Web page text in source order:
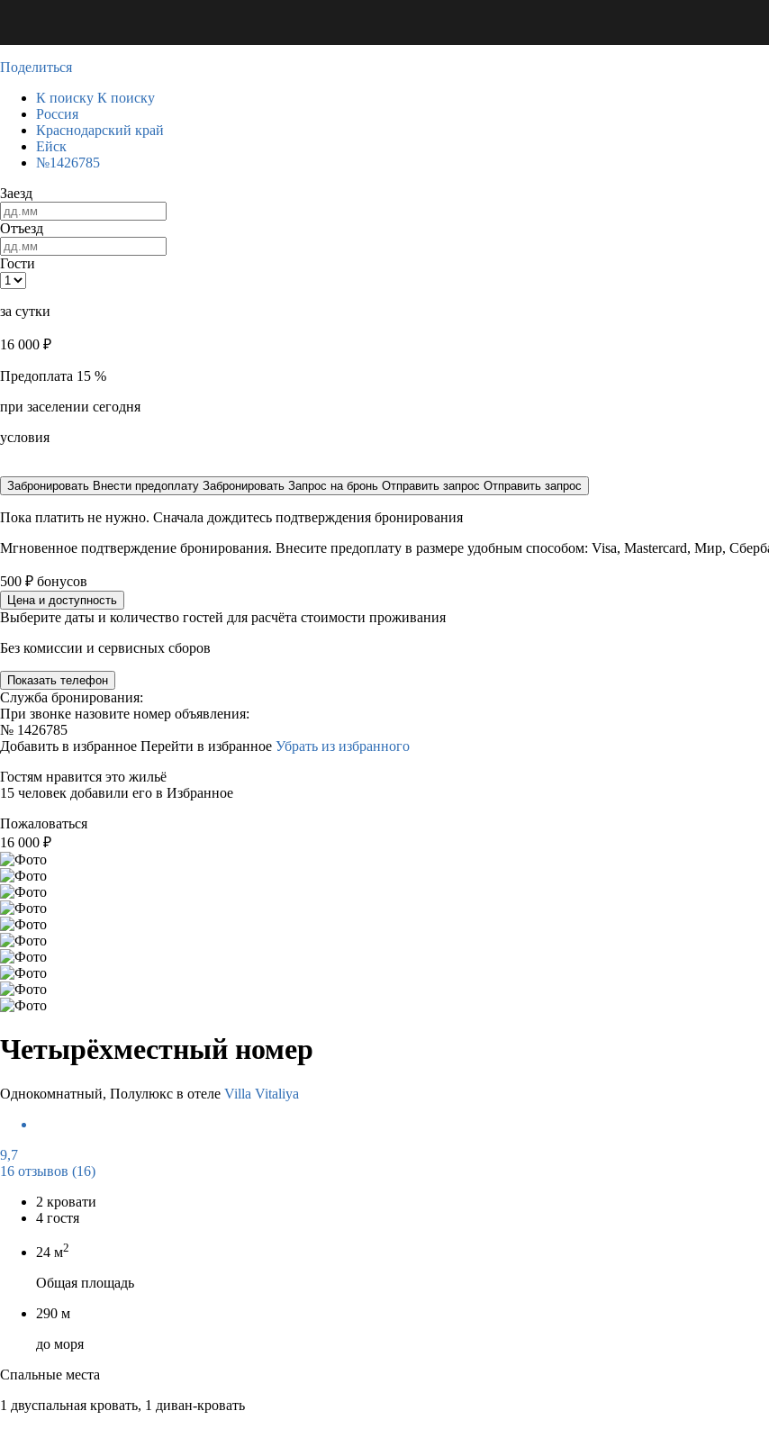
Поделиться
К поиску К поиску
Россия
Краснодарский край
Ейск
№1426785
Заезд
Отъезд
Гости
за сутки
16 000 ₽
Предоплата 15 %
при заселении сегодня
условия
Забронировать Внести предоплату Забронировать Запрос на бронь Отправить запрос Отправить запрос
Пока платить не нужно. Сначала дождитесь подтверждения бронирования
Мгновенное подтверждение бронирования. Внесите предоплату в размере удобным способом: Visa, Mastercard, Мир,
500 ₽ бонусов
Цена и доступность
Выберите даты и количество гостей для расчёта стоимости проживания
Без комиссии и сервисных сборов
Показать телефон
Служба бронирования:
При звонке назовите номер объявления:
№ 1426785
Добавить в избранное Перейти в избранное Убрать из избранного
Гостям нравится это жильё
15 человек добавили его в Избранное
Пожаловаться
16 000 ₽
Четырёхместный номер
Однокомнатный, Полулюкс в отеле Villa Vitaliya
9,7
16 отзывов (16)
2 кровати
4 гостя
24 м2
Общая площадь
290 м
до моря
Спальные места
1 двуспальная кровать, 1 диван-кровать